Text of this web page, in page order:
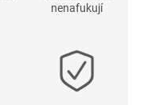
nenafukují